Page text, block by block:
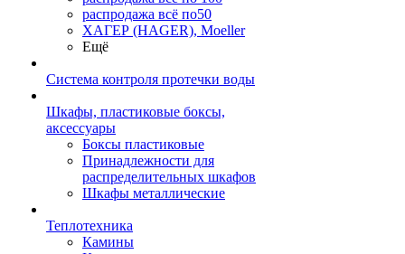
распродажа всё по50
ХАГЕР (HAGER), Moeller
Ещё
Система контроля протечки воды
Шкафы, пластиковые боксы,
аксессуары
Боксы пластиковые
Принадлежности для
распределительных шкафов
Шкафы металлические
Теплотехника
Камины